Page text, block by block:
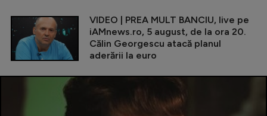
VIDEO | PREA MULT BANCIU, live pe
iAMnews.ro, 5 august, de la ora 20.
Călin Georgescu atacă planul
aderării la euro